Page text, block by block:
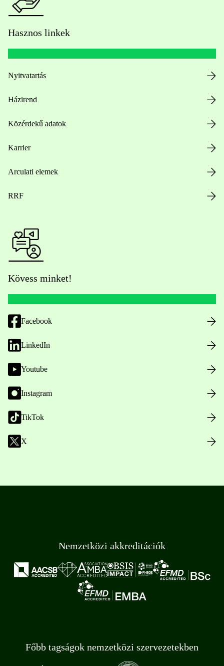
Hasznos linkek
Nyitvatartás
Házirend
Közérdekű adatok
Karrier
Arculati elemek
RRF
Kövess minket!
Facebook
LinkedIn
Youtube
Instagram
TikTok
X
Nemzetközi akkreditációk
Főbb tagságok nemzetközi szervezetekben